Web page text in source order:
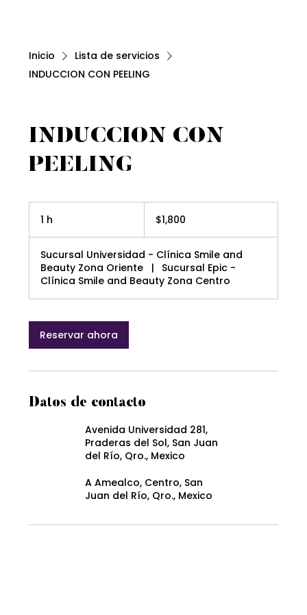
Inicio
Lista de servicios
INDUCCION CON PEELING
INDUCCION CON
PEELING
1 h
mexicanos
$1,800
Sucursal Universidad - Clínica Smile and
Beauty Zona Oriente
|
Sucursal Epic -
Clínica Smile and Beauty Zona Centro
Reservar ahora
Datos de contacto
Avenida Universidad 281,
Praderas del Sol, San Juan
del Río, Qro., Mexico
A Amealco, Centro, San
Juan del Río, Qro., Mexico